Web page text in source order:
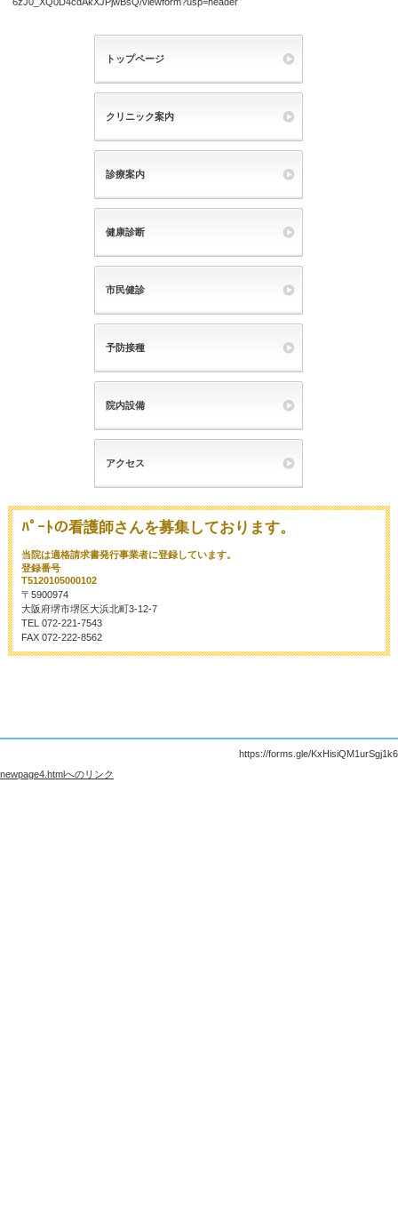
6zJ0_XQ0D4cdAkXJPjwBsQ/viewform?usp=header
トップページ
クリニック案内
診療案内
健康診断
市民健診
予防接種
院内設備
アクセス
ﾊﾟｰﾄの看護師さんを募集しております。
当院は適格請求書発行事業者に登録しています。
登録番号
T5120105000102
〒5900974
大阪府堺市堺区大浜北町3‐12‐7
TEL 072‐221-7543
FAX 072‐222‐8562
https://forms.gle/KxHisiQM1urSgj1k6
newpage4.htmlへのリンク